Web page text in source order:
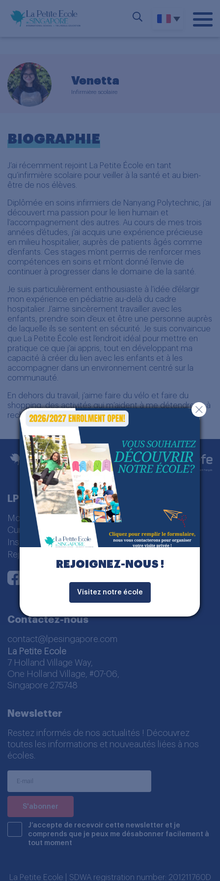
Venetta
Infirmière scolaire
BIOGRAPHIE
J’ai récemment rejoint La Petite École en tant
qu’infirmière scolaire pour veiller à la santé et au bien-
être de nos élèves.
Diplômée en soins infirmiers de Nanyang Polytechnic, j’ai
découvert ma passion pour le lien humain et
l’accompagnement des autres. Au cours de mes trois
années d’études, j’ai acquis une expérience précieuse
en milieu hospitalier, auprès de patients âgés comme
d’enfants. Ces stages m’ont permis de renforcer mes
compétences en soins et m’ont donné l’envie de
continuer à progresser dans le domaine de la santé.
Je suis particulièrement enthousiaste à l’idée d’élargir
mon expérience en pédiatrie au-delà du cadre
hospitalier. J’aime sincèrement travailler avec les
enfants, prendre soin d’eux et être une personne auprès
de laquelle ils se sentent en sécurité. Je suis convaincue
que La Petite École est l’endroit idéal pour mettre en
pratique ce que j’ai appris, tout en développant ma
capacité à créer du lien avec les enfants et à les
accompagner dans un environnement centré sur la
communauté.
En dehors du travail, j’aime faire du vélo et faire du
shopping, des activités qui m’aident à me détendre et à
recharger mes batteries.
LPE Singapour
Modèle pédagogique
Cursus Scolaire
Inscription
Rejoignez-nous
Contactez-nous
contact@lpesingapore.com
La Petite Ecole
7 Holland Village Way,
One Holland Village, #07-06,
Singapore 275748
Newsletter
Restez informés de nos actualités ! Découvrez
toutes les informations et nouveautés liées à nos
écoles.
J’accepte de recevoir cette newsletter et je
comprends que je peux me désabonner facilement à
tout moment
La Petite Ecole | SDWA registration number: 201211760D
REJOIGNEZ-NOUS !
Visitez notre école